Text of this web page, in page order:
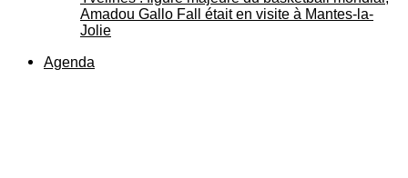
Amadou Gallo Fall était en visite à Mantes-la-
Jolie
Agenda